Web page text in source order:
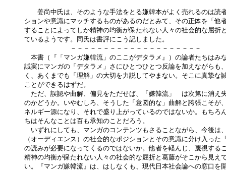
姜尚中氏は、そのような手法をとる嫌韓本がよく売れるのは読
ションや意識にマッチするものがあるのだとみて、その正体を「他
することによってしか精神の均衡が保たれない人々の社会的な屈折
ているようです。同氏は書評にこう記しました。
－－－－－－－－－－－－－－－－－－－－
本書（『「マンガ嫌韓流」のここがデタラメ』）の論者たちはみ
誠実にマンガの「デタラメ」さにひとつひとつ反論を加えながらも
く、あくまでも「理解」の大切を力説してやまない。そこに真摯な
ことができるはずだ。
ただ、誤認や曲解、偏見をただせば、「嫌韓流」　は次第に消え
のかどうか。いやむしろ、そうした「意図的な」曲解と誇張こそが
ネルギー源になり、それで盛り上がっているのではないか。もちろ
ちはそんなことは百も承知のことだろう。
いずれにしても、マンガのコンテンツもさることながら、今後は
（オーディエンス）の社会的なポジションとその意識に分け入った
の読みが必要になってくるのではないか。他者を軽んじ、蔑視する
精神の均衡が保たれない人々の社会的な屈折と葛藤がそこから見え
い。『マンガ嫌韓流』は、はしなくも、現代日本社会論への窓口を